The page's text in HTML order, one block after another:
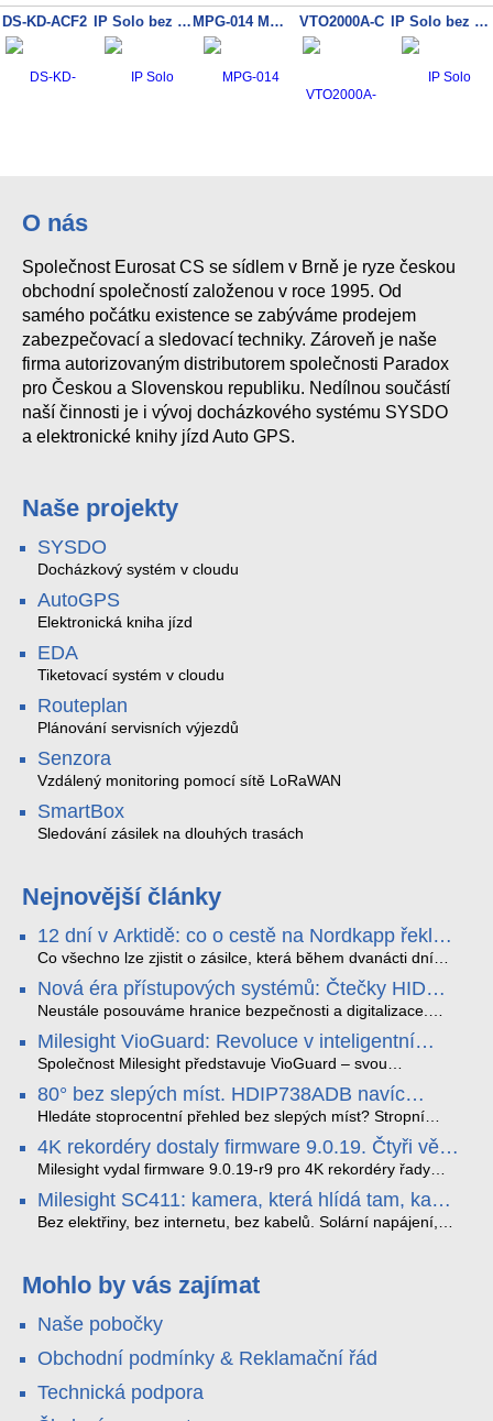
DS-KD-ACF2 IP Solo bez kamery, instalace na povrch MPG-014 Modul tlačítkový, 4 jednostranná tlačítka VTO2000A-C IP Solo bez kamery, instalace na povrch,černá
O nás
Společnost Eurosat CS se sídlem v Brně je ryze českou
obchodní společností založenou v roce 1995. Od
samého počátku existence se zabýváme prodejem
zabezpečovací a sledovací techniky. Zároveň je naše
firma autorizovaným distributorem společnosti Paradox
pro Českou a Slovenskou republiku. Nedílnou součástí
naší činnosti je i vývoj docházkového systému SYSDO
a elektronické knihy jízd Auto GPS.
Naše projekty
SYSDO
Docházkový systém v cloudu
AutoGPS
Elektronická kniha jízd
EDA
Tiketovací systém v cloudu
Routeplan
Plánování servisních výjezdů
Senzora
Vzdálený monitoring pomocí sítě LoRaWAN
SmartBox
Sledování zásilek na dlouhých trasách
Nejnovější články
12 dní v Arktidě: co o cestě na Nordkapp řekla
data ze SMARTBOX 2 MAX
Co všechno lze zjistit o zásilce, která během dvanácti dní
projede Arktidou? SMARTBOX 2 MAX jsme vzali na trasu z
Tromsø přes Lofoty, Kirunu a finské Laponsko až na
Nordkapp. Bez jediného dobití, v mrazu až −13 °C a mimo
otřesy i náklon. Výsledkem není jen čára na mapě, ale
podrobný datový příběh celé cesty.
Nová éra přístupových systémů: Čtečky HID
Signo
Neustále posouváme hranice bezpečnosti a digitalizace.
v oblasti kontroly přístupu – moderní a vysoce univerzální
čtečky HID Signo.
Milesight VioGuard: Revoluce v inteligentní
detekci dopravních přestupků
Společnost Milesight představuje VioGuard – svou
dopravních přestupků. Tento systém, poháněný
sofistikovanými algoritmy umělé inteligence (AI), je navržen
tak, aby poskytoval komplexní nástroje pro vymáhání
dopravních předpisů, zvyšoval bezpečnost na silnicích a
optimalizoval plynulost dopravy v moderních městech.
80° bez slepých míst. HDIP738ADB navíc
streamuje na YouTube – bez PC.
Hledáte stoprocentní přehled bez slepých míst? Stropní
panoramatická kamera HDIP738ADB skládá obraz ze dvou
4MP senzorů SONY do jednoho čistého 180° záběru bez
zkreslení. K tomu přidává AI detekci osob a vozidel,
YouTube – bez běžícího počítače.
4K rekordéry dostaly firmware 9.0.19. Čtyři věci,
které musíte vědět.
Milesight vydal firmware 9.0.19-r9 pro 4K rekordéry řady
které vám zjednoduší práci – a jedna z nich vám ušetří
spoustu zbytečných výjezdů k zákazníkům.
Milesight SC411: kamera, která hlídá tam, kam
kabel nedosáhne
Bez elektřiny, bez internetu, bez kabelů. Solární napájení,
váš telefon. Podívejte se na video.
Mohlo by vás zajímat
Naše pobočky
Obchodní podmínky & Reklamační řád
Technická podpora